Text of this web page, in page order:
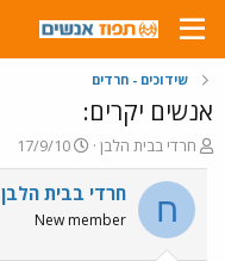
שידוכים - חרדים
אנשים יקרים:
פ
ו
ת
ח
ה
חרדי בבית הלבן
פ
ו
ר
ם
17/9/10
ח חרדי בבית הלבן
New member